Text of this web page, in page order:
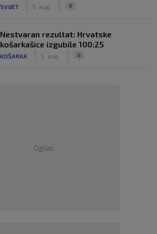
SVIJET 5. aug. 0
Nestvaran rezultat: Hrvatske
košarkašice izgubile 100:25
KOŠARKA 5. aug. 0
Oglas